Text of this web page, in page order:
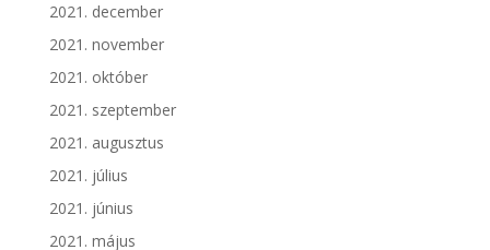
2021. december
2021. november
2021. október
2021. szeptember
2021. augusztus
2021. július
2021. június
2021. május